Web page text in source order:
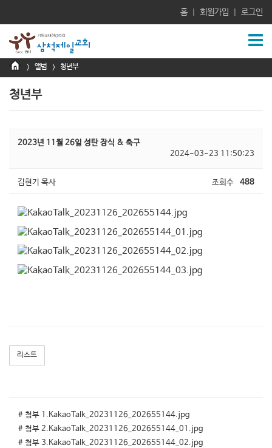
홈 회원가입 로그인
> 앨범 > 청년부
청년부
2023년 11월 26일 성탄 장식 & 축구
2024-03-23 11:50:23
김현기 목사 조회수 488
리스트
# 첨부 1.KakaoTalk_20231126_202655144.jpg
# 첨부 2.KakaoTalk_20231126_202655144_01.jpg
# 첨부 3.KakaoTalk_20231126_202655144_02.jpg